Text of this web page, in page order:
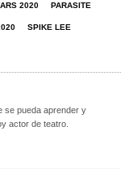
2020 PARASITE
SPIKE LEE
se pueda aprender y
actor de teatro.